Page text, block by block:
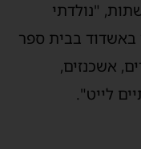
"נולדתי
בבית ספר
אשכנזים,
לייט".